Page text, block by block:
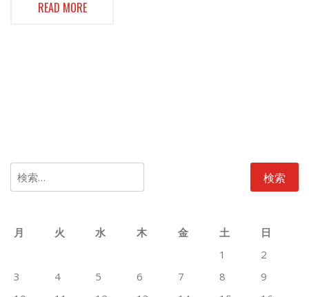
READ MORE
検
索:
月 火 水 木 金 土
日
1
2
3
4 5 6 7 8
9